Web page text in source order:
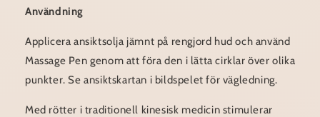
Användning
Applicera ansiktsolja jämnt på rengjord hud och använd
Massage Pen genom att föra den i lätta cirklar över olika
punkter. Se ansiktskartan i bildspelet för vägledning.
Med rötter i traditionell kinesisk medicin stimulerar